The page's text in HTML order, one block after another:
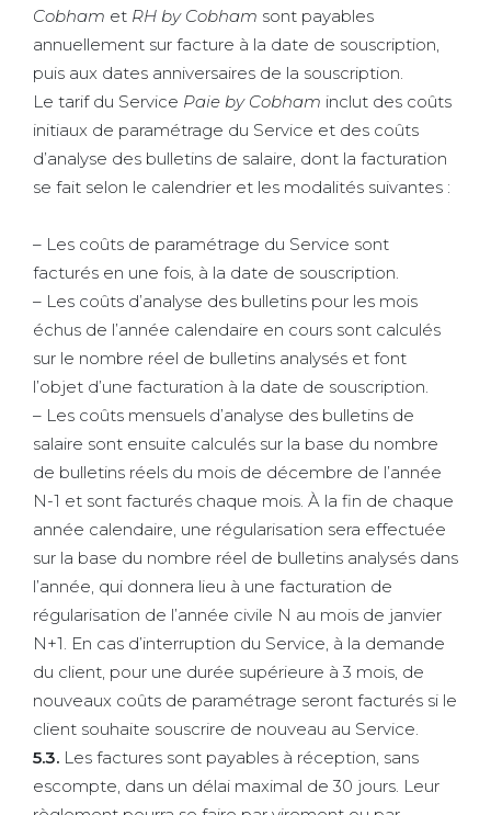
Cobham et RH by Cobham sont payables
annuellement sur facture à la date de souscription,
puis aux dates anniversaires de la souscription.
Le tarif du Service Paie by Cobham inclut des coûts
initiaux de paramétrage du Service et des coûts
d’analyse des bulletins de salaire, dont la facturation
se fait selon le calendrier et les modalités suivantes :
– Les coûts de paramétrage du Service sont
facturés en une fois, à la date de souscription.
– Les coûts d’analyse des bulletins pour les mois
échus de l’année calendaire en cours sont calculés
sur le nombre réel de bulletins analysés et font
l’objet d’une facturation à la date de souscription.
– Les coûts mensuels d’analyse des bulletins de
salaire sont ensuite calculés sur la base du nombre
de bulletins réels du mois de décembre de l’année
N-1 et sont facturés chaque mois. À la fin de chaque
année calendaire, une régularisation sera effectuée
sur la base du nombre réel de bulletins analysés dans
l’année, qui donnera lieu à une facturation de
régularisation de l’année civile N au mois de janvier
N+1. En cas d’interruption du Service, à la demande
du client, pour une durée supérieure à 3 mois, de
nouveaux coûts de paramétrage seront facturés si le
client souhaite souscrire de nouveau au Service.
5.3. Les factures sont payables à réception, sans
escompte, dans un délai maximal de 30 jours. Leur